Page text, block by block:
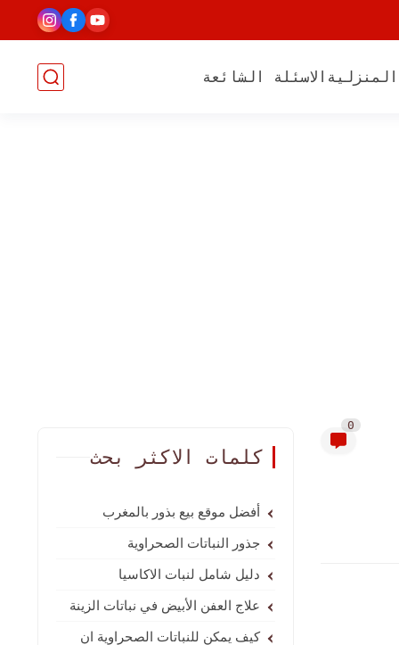
الاسئلة الشائعة
0
كلمات الاكثر بحث
أفضل موقع بيع بذور بالمغرب
جذور النباتات الصحراوية
دليل شامل لنبات الاكاسيا
علاج العفن الأبيض في نباتات الزينة
كيف يمكن للنباتات الصحراوية ان